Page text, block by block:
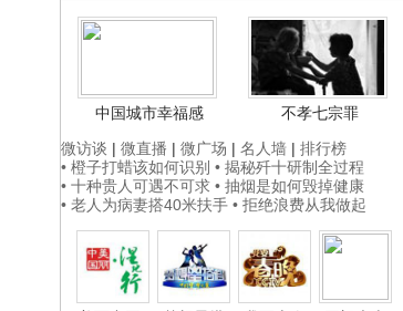
中国城市幸福感
不孝七宗罪
微访谈 | 微直播 | 微广场 | 名人墙 | 排行榜
• 橙子打蜡该如何识别 • 揭秘歼十研制全过程
• 十种贵人可遇不可求 • 抽烟是如何毁掉健康
• 老人为病妻搭40米扶手 • 拒绝浪费从我做起